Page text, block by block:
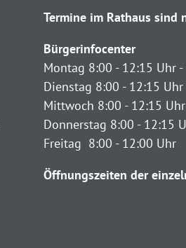
Termine im Rathaus sind
Bürgerinfocenter
Montag 8:00 - 12:15 Uhr
Dienstag 8:00 - 12:15
Mittwoch 8:00 - 12:15
Donnerstag 8:00 - 12:15
Freitag 8:00 - 12:00 Uhr
Öffnungszeiten der